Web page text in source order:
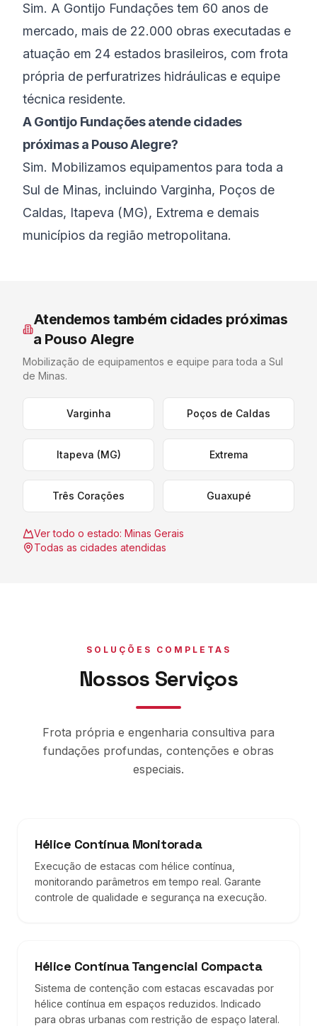
Sim. A Gontijo Fundações tem 60 anos de
mercado, mais de 22.000 obras executadas e
atuação em 24 estados brasileiros, com frota
própria de perfuratrizes hidráulicas e equipe
técnica residente.
A Gontijo Fundações atende cidades
próximas a Pouso Alegre?
Sim. Mobilizamos equipamentos para toda a
Sul de Minas, incluindo Varginha, Poços de
Caldas, Itapeva (MG), Extrema e demais
municípios da região metropolitana.
Atendemos também cidades próximas
a Pouso Alegre
Mobilização de equipamentos e equipe para toda a Sul
de Minas.
Varginha Poços de Caldas
Itapeva (MG) Extrema
Três Corações Guaxupé
Ver todo o estado: Minas Gerais
Todas as cidades atendidas
SOLUÇÕES COMPLETAS
Nossos Serviços
Frota própria e engenharia consultiva para
fundações profundas, contenções e obras
especiais.
Hélice Contínua Monitorada
Execução de estacas com hélice contínua,
monitorando parâmetros em tempo real. Garante
controle de qualidade e segurança na execução.
Hélice Contínua Tangencial Compacta
Sistema de contenção com estacas escavadas por
hélice contínua em espaços reduzidos. Indicado
para obras urbanas com restrição de espaço lateral.